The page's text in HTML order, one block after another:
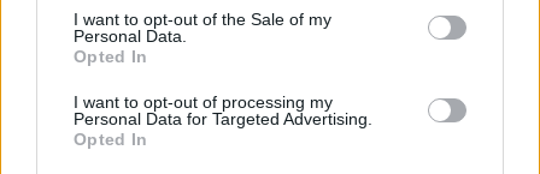
I want to opt-out of the Sale of my
Personal Data.
Opted In
I want to opt-out of processing my
Personal Data for Targeted Advertising.
Opted In
Ρούλα Κορομηλά: Η εντυπωσιακή
καλοκαιρινή εμφάνιση δίπλα στην πισίνα
CELEBRITIES